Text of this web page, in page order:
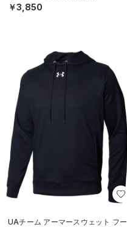
￥3,850
UAチーム アーマースウェット フー